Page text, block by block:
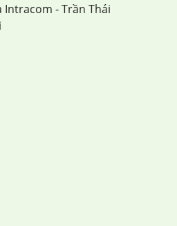
Intracom - Trần Thái